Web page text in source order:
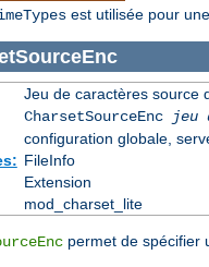
est utilisée pour
Jeu de caractères source
CharsetSourceEnc
jeu
configuration globale,
FileInfo
Extension
mod_charset_lite
permet de spécifier